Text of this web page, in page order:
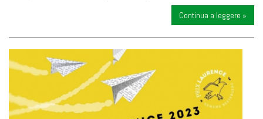
Continua a leggere »